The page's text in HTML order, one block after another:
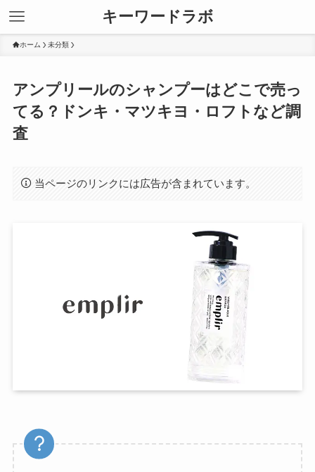
キーワードラボ
ホーム 未分類
アンプリールのシャンプーはどこで売っ
てる？ドンキ・マツキヨ・ロフトなど調
査
当ページのリンクには広告が含まれています。